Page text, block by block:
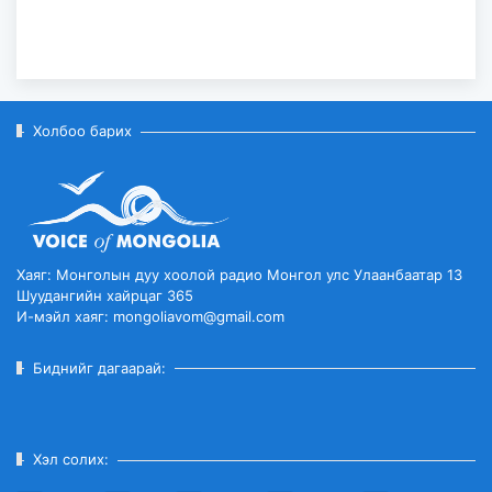
Холбоо барих
Хаяг: Монголын дуу хоолой радио Монгол улс Улаанбаатар 13
Шуудангийн хайрцаг 365
И-мэйл хаяг: mongoliavom@gmail.com
Биднийг дагаарай:
Хэл солих: